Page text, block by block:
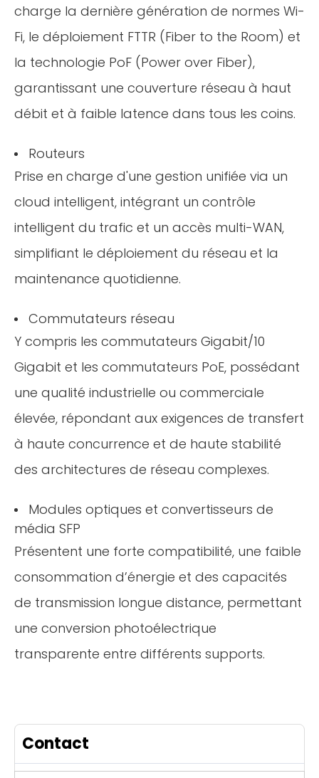
charge la dernière génération de normes Wi-
Fi, le déploiement FTTR (Fiber to the Room) et
la technologie PoF (Power over Fiber),
garantissant une couverture réseau à haut
débit et à faible latence dans tous les coins.
Routeurs
Prise en charge d'une gestion unifiée via un
cloud intelligent, intégrant un contrôle
intelligent du trafic et un accès multi-WAN,
simplifiant le déploiement du réseau et la
maintenance quotidienne.
Commutateurs réseau
Y compris les commutateurs Gigabit/10
Gigabit et les commutateurs PoE, possédant
une qualité industrielle ou commerciale
élevée, répondant aux exigences de transfert
à haute concurrence et de haute stabilité
des architectures de réseau complexes.
Modules optiques et convertisseurs de
média SFP
Présentent une forte compatibilité, une faible
consommation d’énergie et des capacités
de transmission longue distance, permettant
une conversion photoélectrique
transparente entre différents supports.
Contact